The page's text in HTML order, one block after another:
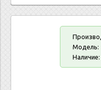
Модель:
Наличие: